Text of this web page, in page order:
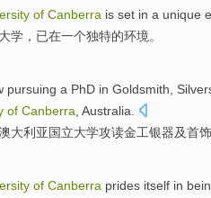
of Canberra is set in a unique
大学 ， 已在一个独特的环境。
pursuing a PhD in Goldsmith,
of Canberra , Australia.
大利亚国立大学攻读金工银器及首饰
of Canberra prides itself in